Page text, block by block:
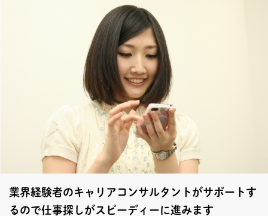
業界経験者のキャリアコンサルタントがサポートす
るので仕事探しがスピーディーに進みます